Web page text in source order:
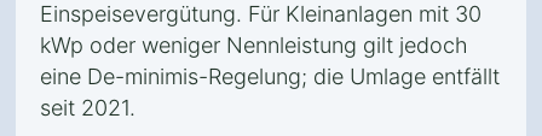
Einspeisevergütung. Für Kleinanlagen mit 30
kWp oder weniger Nennleistung gilt jedoch
eine De-minimis-Regelung; die Umlage entfällt
seit 2021.